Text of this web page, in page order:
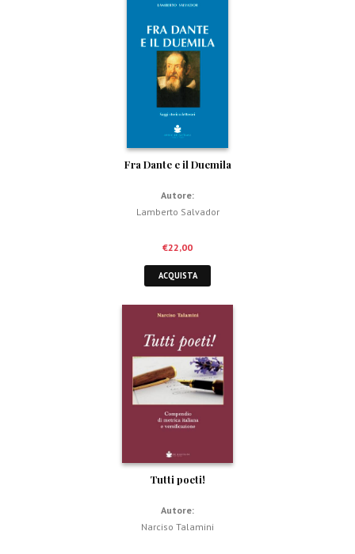
Fra Dante e il Duemila
Autore:
Lamberto Salvador
€22,00
ACQUISTA
Tutti poeti!
Autore:
Narciso Talamini